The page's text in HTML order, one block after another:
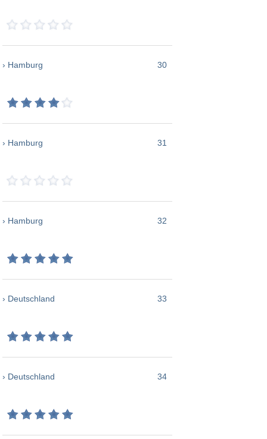
› Hamburg 30
› Hamburg 31
› Hamburg 32
› Deutschland 33
› Deutschland 34